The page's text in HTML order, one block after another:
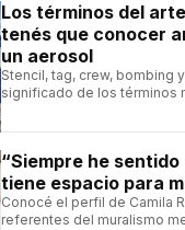
Los términos del
tenés que conocer
un aerosol
Stencil, tag, crew, bombing
significado de los términos
“Siempre he sentido
tiene espacio para
Conocé el perfil de Camila
referentes del muralismo